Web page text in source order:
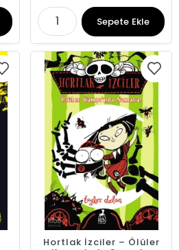
Sepete Ekle
Hortlak İzciler – Ölüler